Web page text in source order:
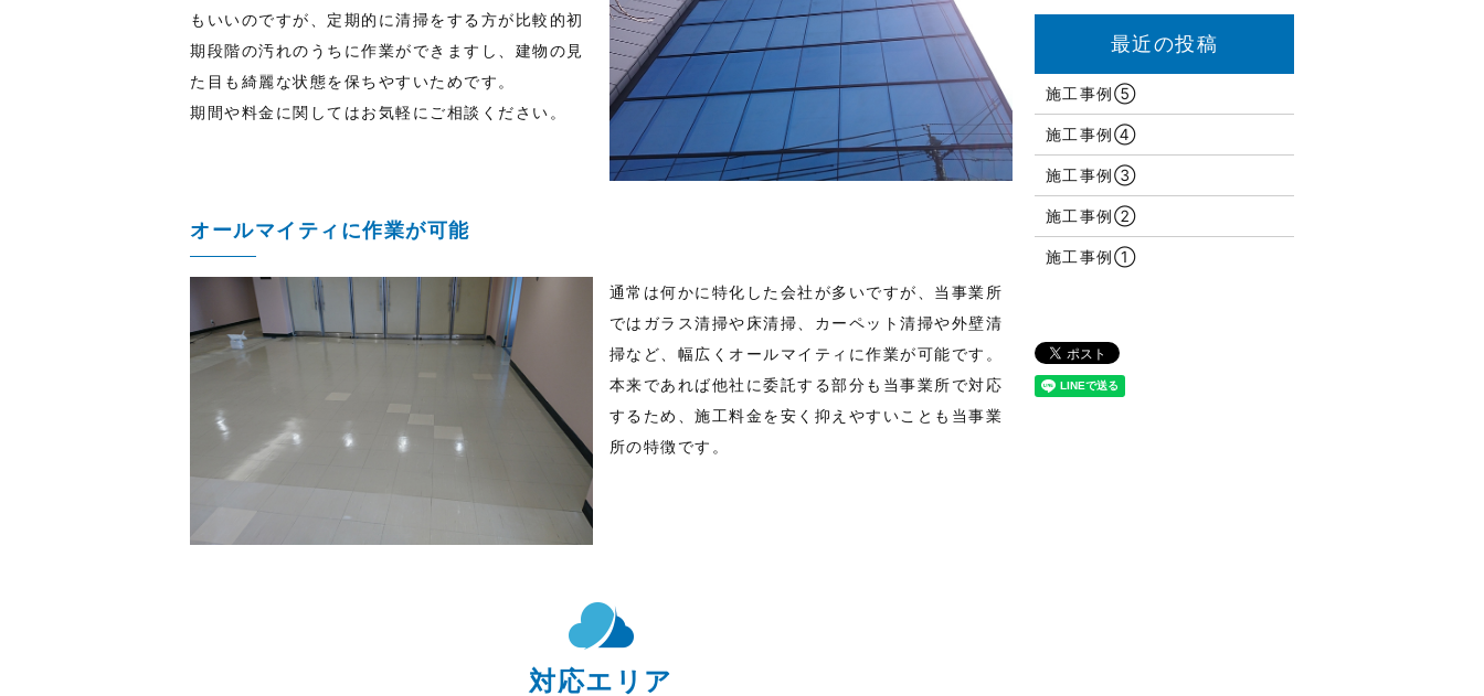
もいいのですが、定期的に清掃をする方が比較的初
期段階の汚れのうちに作業ができますし、建物の見
た目も綺麗な状態を保ちやすいためです。
期間や料金に関してはお気軽にご相談ください。
オールマイティに作業が可能
通常は何かに特化した会社が多いですが、当事業所
ではガラス清掃や床清掃、カーペット清掃や外壁清
掃など、幅広くオールマイティに作業が可能です。
本来であれば他社に委託する部分も当事業所で対応
するため、施工料金を安く抑えやすいことも当事業
所の特徴です。
対応エリア
施工事例⑤
施工事例④
施工事例③
施工事例②
施工事例①